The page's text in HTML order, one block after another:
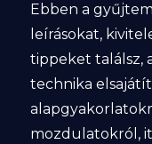
Ebben a
leírásokat,
tippeket találsz,
technika
mozdulatokról,